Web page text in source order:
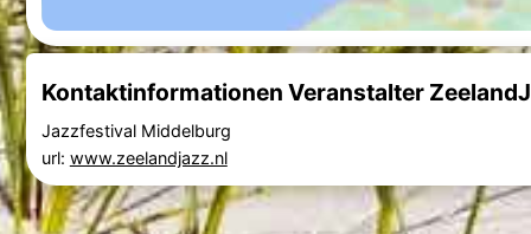
Kontaktinformationen Veranstalter
Jazzfestival Middelburg
url: www.zeelandjazz.nl